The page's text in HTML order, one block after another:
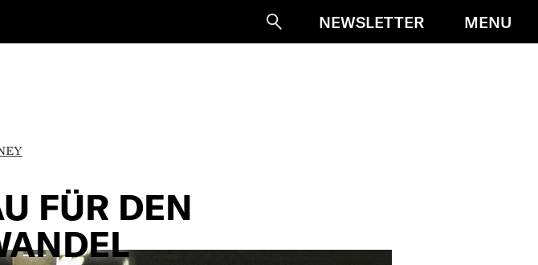
SucheNEWSLETTER MENU
FÜR DEN